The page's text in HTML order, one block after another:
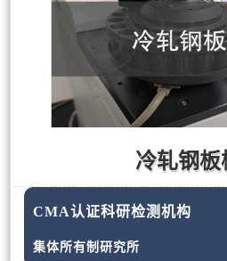
冷轧钢板
CMA认证科研检测机构
集体所有制研究所